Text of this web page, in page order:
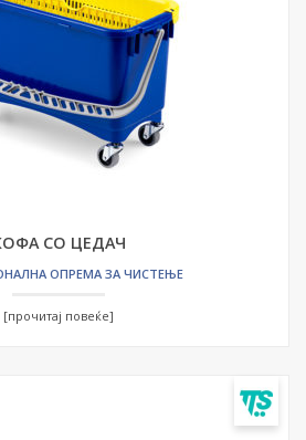
СО ЦЕДАЧ
ОПРЕМА ЗА ЧИСТЕЊЕ
[прочитај повеќе]